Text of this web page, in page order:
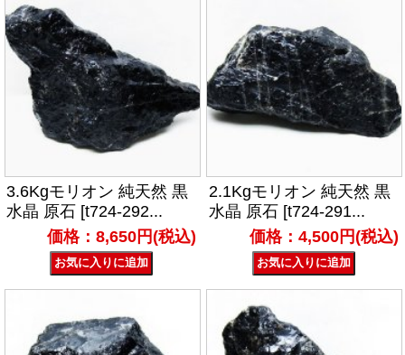
3.6Kgモリオン 純天然 黒
水晶 原石 [t724-292...
価格：8,650円(税込)
2.1Kgモリオン 純天然 黒
水晶 原石 [t724-291...
価格：4,500円(税込)